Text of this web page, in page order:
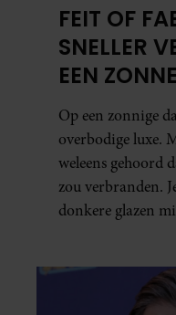
FEIT OF
SNELLER
EEN
Op een zonnige
overbodige luxe.
weleens gehoord
zou verbranden.
donkere glazen
ook echt? Wij